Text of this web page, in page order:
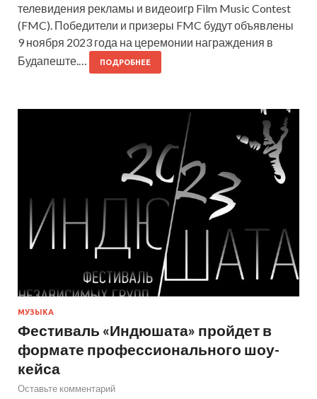
телевидения рекламы и видеоигр Film Music Contest
(FMC). Победители и призеры FMC будут объявлены
9 ноября 2023 года на церемонии награждения в
Будапеште.…
ПОДРОБНЕЕ
МУЗЫКА
Фестиваль «Индюшата» пройдет в
формате профессионального шоу-
кейса
Оставьте комментарий